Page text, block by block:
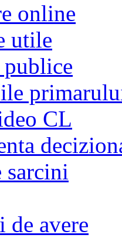
online
utile
CL
sarcini
avere